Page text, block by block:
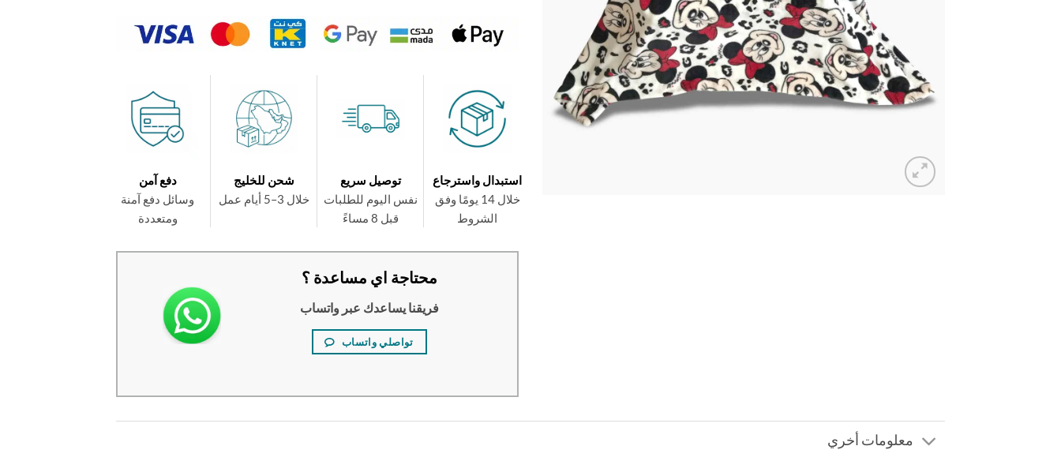
استبدال واسترجاع
خلال 14 يومًا وفق
الشروط
توصيل سريع
نفس اليوم للطلبات
قبل 8 مساءً
شحن للخليج
خلال 3–5 أيام عمل
دفع آمن
وسائل دفع آمنة
ومتعددة
محتاجة اي مساعدة ؟
فريقنا يساعدك عبر واتساب
تواصلي واتساب
معلومات أخري